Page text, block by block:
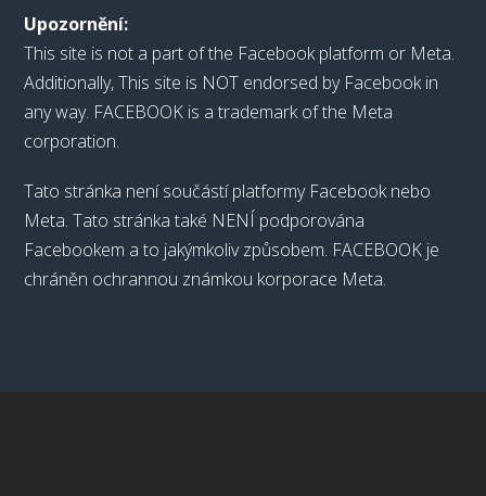
Upozornění:
This site is not a part of the Facebook platform or Meta.
Additionally, This site is NOT endorsed by Facebook in
any way. FACEBOOK is a trademark of the Meta
corporation.
Tato stránka není součástí platformy Facebook nebo
Meta. Tato stránka také NENÍ podporována
Facebookem a to jakýmkoliv způsobem. FACEBOOK je
chráněn ochrannou známkou korporace Meta.